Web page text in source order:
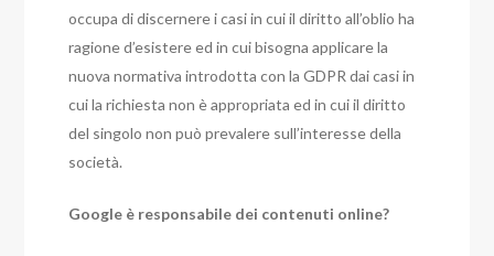
occupa di discernere i casi in cui il diritto all’oblio ha
ragione d’esistere ed in cui bisogna applicare la
nuova normativa introdotta con la GDPR dai casi in
cui la richiesta non è appropriata ed in cui il diritto
del singolo non può prevalere sull’interesse della
società.
Google è responsabile dei contenuti online?